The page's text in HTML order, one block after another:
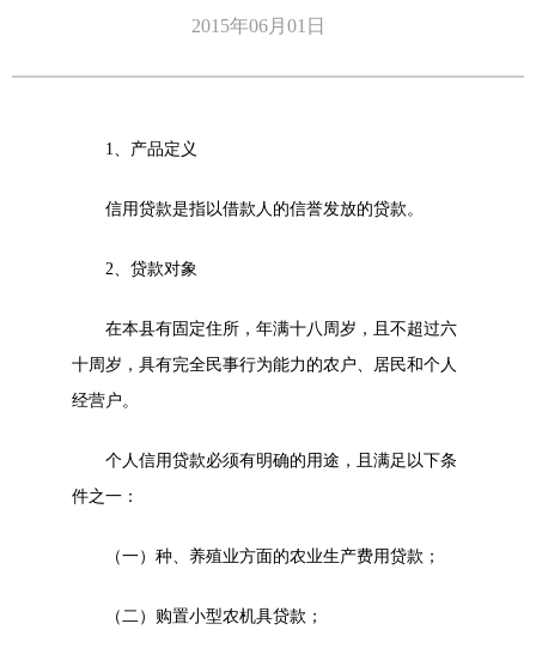
2015年06月01日
1、产品定义
信用贷款是指以借款人的信誉发放的贷款。
2、贷款对象
在本县有固定住所，年满十八周岁，且不超过六
十周岁，具有完全民事行为能力的农户、居民和个人
经营户。
个人信用贷款必须有明确的用途，且满足以下条
件之一：
（一）种、养殖业方面的农业生产费用贷款；
（二）购置小型农机具贷款；